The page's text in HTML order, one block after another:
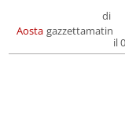
Aosta
di
gazzettamatin
il